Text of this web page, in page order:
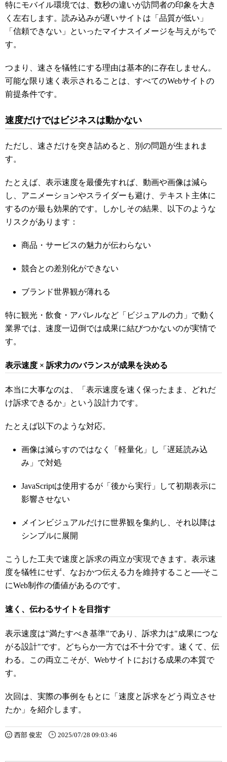
特にモバイル環境では、数秒の違いが訪問者の印象を大き
く左右します。読み込みが遅いサイトは「品質が低い」
「信頼できない」といったマイナスイメージを与えがちで
す。
つまり、速さを犠牲にする理由は基本的に存在しません。
可能な限り速く表示されることは、すべてのWebサイトの
前提条件です。
速度だけではビジネスは動かない
ただし、速さだけを突き詰めると、別の問題が生まれま
す。
たとえば、表示速度を最優先すれば、動画や画像は減ら
し、アニメーションやスライダーも避け、テキスト主体に
するのが最も効果的です。しかしその結果、以下のような
リスクがあります：
商品・サービスの魅力が伝わらない
競合との差別化ができない
ブランド世界観が薄れる
特に観光・飲食・アパレルなど「ビジュアルの力」で動く
業界では、速度一辺倒では成果に結びつかないのが実情で
す。
表示速度 × 訴求力のバランスが成果を決める
本当に大事なのは、「表示速度を速く保ったまま、どれだ
け訴求できるか」という設計力です。
たとえば以下のような対応。
画像は減らすのではなく「軽量化」し「遅延読み込
み」で対処
JavaScriptは使用するが「後から実行」して初期表示に
影響させない
メインビジュアルだけに世界観を集約し、それ以降は
シンプルに展開
こうした工夫で速度と訴求の両立が実現できます。表示速
度を犠牲にせず、なおかつ伝える力を維持すること──そこ
にWeb制作の価値があるのです。
速く、伝わるサイトを目指す
表示速度は"満たすべき基準"であり、訴求力は"成果につな
がる設計"です。どちらか一方では不十分です。速くて、伝
わる。この両立こそが、Webサイトにおける成果の本質で
す。
次回は、実際の事例をもとに「速度と訴求をどう両立させ
たか」を紹介します。
西部 俊宏 2025/07/28 09:03:46